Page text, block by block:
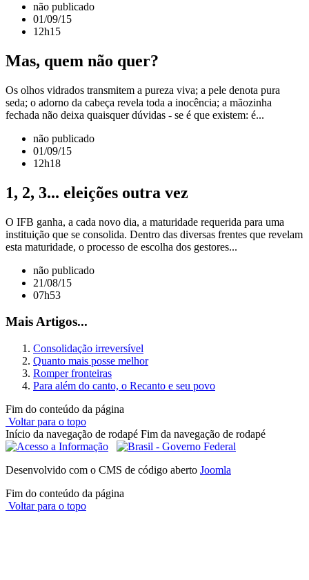
não publicado
01/09/15
12h15
Mas, quem não quer?
Os olhos vidrados transmitem a pureza viva; a pele denota pura
seda; o adorno da cabeça revela toda a inocência; a mãozinha
fechada não deixa quaisquer dúvidas - se é que existem: é...
não publicado
01/09/15
12h18
1, 2, 3... eleições outra vez
O IFB ganha, a cada novo dia, a maturidade requerida para uma
instituição que se consolida. Dentro das diversas frentes que revelam
esta maturidade, o processo de escolha dos gestores...
não publicado
21/08/15
07h53
Mais Artigos...
Consolidação irreversível
Quanto mais posse melhor
Romper fronteiras
Para além do canto, o Recanto e seu povo
Fim do conteúdo da página
Voltar para o topo
Início da navegação de rodapé Fim da navegação de rodapé
Desenvolvido com o CMS de código aberto Joomla
Fim do conteúdo da página
Voltar para o topo